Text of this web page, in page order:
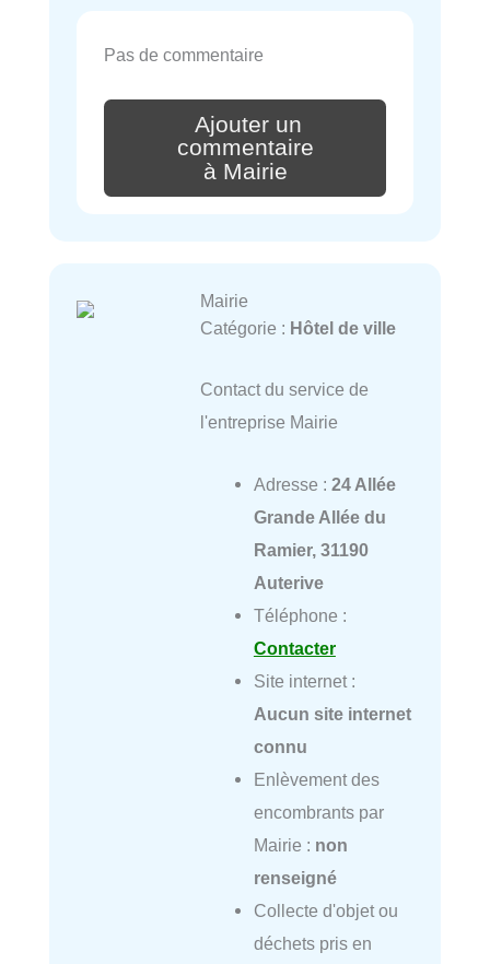
Pas de commentaire
Ajouter un
commentaire
à Mairie
Mairie
Catégorie : Hôtel de ville
Contact du service de
l'entreprise Mairie
Adresse : 24 Allée
Grande Allée du
Ramier, 31190
Auterive
Téléphone :
Contacter
Site internet :
Aucun site internet
connu
Enlèvement des
encombrants par
Mairie : non
renseigné
Collecte d'objet ou
déchets pris en